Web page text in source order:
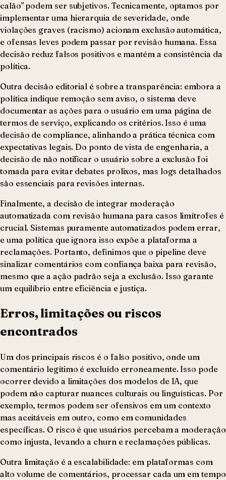
calão" podem ser subjetivos. Tecnicamente, optamos por
implementar uma hierarquia de severidade, onde
violações graves (racismo) acionam exclusão automática,
e ofensas leves podem passar por revisão humana. Essa
decisão reduz falsos positivos e mantém a consistência da
política.
Outra decisão editorial é sobre a transparência: embora a
política indique remoção sem aviso, o sistema deve
documentar as ações para o usuário em uma página de
termos de serviço, explicando os critérios. Isso é uma
decisão de compliance, alinhando a prática técnica com
expectativas legais. Do ponto de vista de engenharia, a
decisão de não notificar o usuário sobre a exclusão foi
tomada para evitar debates prolixos, mas logs detalhados
são essenciais para revisões internas.
Finalmente, a decisão de integrar moderação
automatizada com revisão humana para casos limítrofes é
crucial. Sistemas puramente automatizados podem errar,
e uma política que ignora isso expõe a plataforma a
reclamações. Portanto, definimos que o pipeline deve
sinalizar comentários com confiança baixa para revisão,
mesmo que a ação padrão seja a exclusão. Isso garante
um equilíbrio entre eficiência e justiça.
Erros, limitações ou riscos
encontrados
Um dos principais riscos é o falso positivo, onde um
comentário legítimo é excluído erroneamente. Isso pode
ocorrer devido a limitações dos modelos de IA, que
podem não capturar nuances culturais ou linguísticas. Por
exemplo, termos podem ser ofensivos em um contexto
mas aceitáveis em outro, como em comunidades
específicas. O risco é que usuários percebam a moderação
como injusta, levando a churn e reclamações públicas.
Outra limitação é a escalabilidade: em plataformas com
alto volume de comentários, processar cada um em tempo